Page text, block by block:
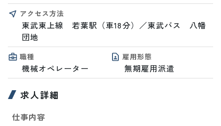
アクセス方法
東武東上線　若葉駅（車18分）／東武バス　八幡
団地
職種
機械オペレーター
雇用形態
無期雇用派遣
求人詳細
仕事内容